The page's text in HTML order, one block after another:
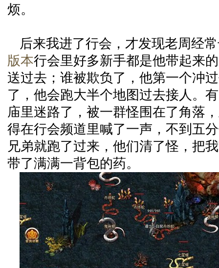
烦。
后来我进了行会，才发现老周经
版本行会里好多新手都是他带起来
送过去；谁被欺负了，他第一个冲
了，他会跑大半个地图过去接人。
庙里迷路了，被一群怪围在了角落
得在行会频道里喊了一声，不到五
兄弟就跑了过来，他们清了怪，把
带了满满一背包的药。